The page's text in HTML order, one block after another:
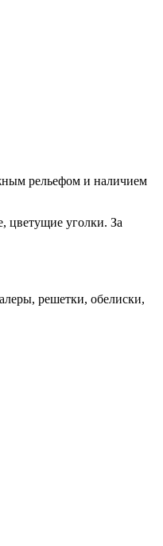
рельефом и наличием
цветущие уголки. За
решетки, обелиски,